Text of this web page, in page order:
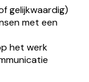
gelijkwaardig)
met een
het werk